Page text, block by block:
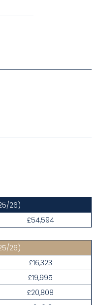
26)
£54,594
26)
£16,323
£19,995
£20,808